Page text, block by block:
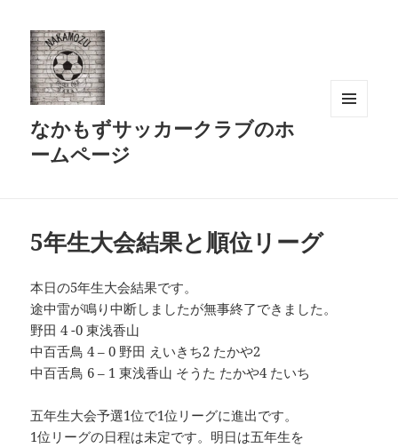
なかもずサッカークラブのホ
ームページ
5年生大会結果と順位リーグ
本日の5年生大会結果です。
途中雷が鳴り中断しましたが無事終了できました。
野田 4 -0 東浅香山
中百舌鳥 4 – 0 野田 えいきち2 たかや2
中百舌鳥 6 – 1 東浅香山 そうた たかや4 たいち
五年生大会予選1位で1位リーグに進出です。
1位リーグの日程は未定です。明日は五年生を